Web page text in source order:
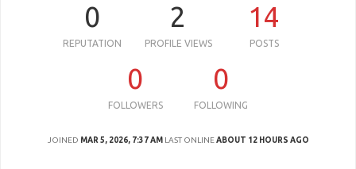
0
REPUTATION
2
PROFILE VIEWS
14
POSTS
0
FOLLOWERS
0
FOLLOWING
JOINED MAR 5, 2026, 7:37 AM LAST ONLINE ABOUT 12 HOURS AGO